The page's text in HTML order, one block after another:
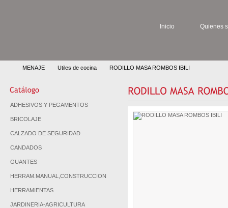
Inicio Quienes
MENAJE Utiles de cocina RODILLO MASA ROMBOS IBILI
ADHESIVOS Y PEGAMENTOS
BRICOLAJE
CALZADO DE SEGURIDAD
CANDADOS
GUANTES
HERRAM.MANUAL,CONSTRUCCION
HERRAMIENTAS
JARDINERIA-AGRICULTURA